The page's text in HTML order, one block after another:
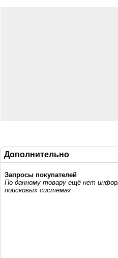
Дополнительно
Запросы покупателей
По данному товару ещё нет
поисковых системах